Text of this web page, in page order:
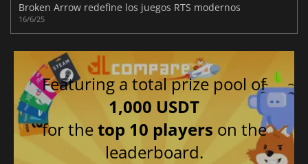
Broken Arrow redefine los juegos RTS modernos
16/6/25
Featuring a total prize pool of
1,000 USDT
for thetop 10 players on the
leaderboard.